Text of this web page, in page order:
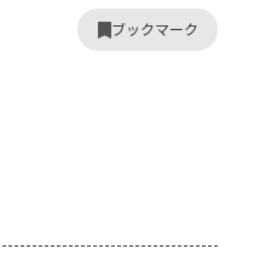
ブックマーク